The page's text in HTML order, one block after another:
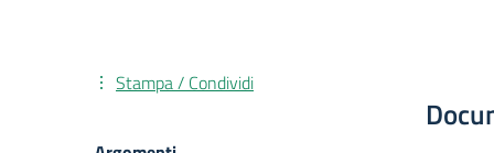
Stampa / Condividi